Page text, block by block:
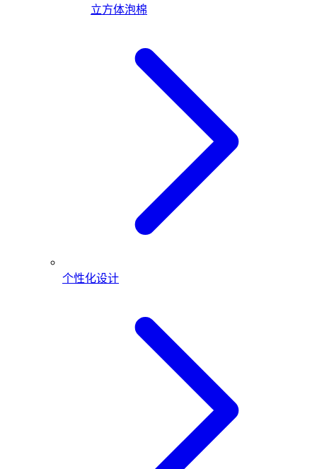
立方体泡棉
个性化设计